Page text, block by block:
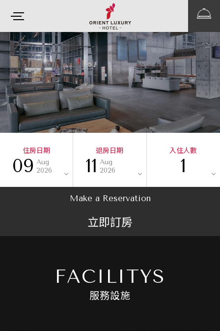
住房日期
09 Aug
2026
退房日期
11 Aug
2026
入住人數
1
Make a Reservation
立即訂房
FACILITYS
服務設施